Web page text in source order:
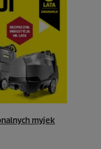
myjek